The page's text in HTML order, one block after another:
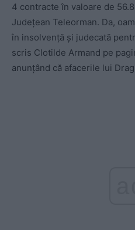
4 contracte în valoare de
Județean Teleorman. Da,
în insolvență și judecată
scris Clotilde Armand pe
anunțând că afacerile lui